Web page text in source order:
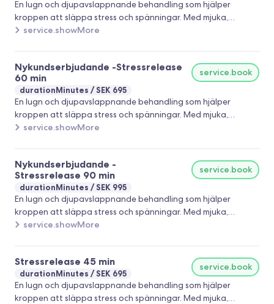
En lugn och djupavslappnande behandling som hjälper
kroppen att släppa stress och spänningar. Med mjuka,
rytmiska rörelser och aromatiska oljor får både kropp och
boka din stund av lugn och återhämtning 🌿
service.showMore
Nykundserbjudande -Stressrelease
60 min
durationMinutes SEK 695
service.book
En lugn och djupavslappnande behandling som hjälper
kroppen att släppa stress och spänningar. Med mjuka,
rytmiska rörelser och aromatiska oljor får både kropp och
boka din stund av lugn och återhämtning 🌿
service.showMore
Nykundserbjudande -
Stressrelease 90 min
durationMinutes SEK 995
service.book
En lugn och djupavslappnande behandling som hjälper
kroppen att släppa stress och spänningar. Med mjuka,
rytmiska rörelser och aromatiska oljor får både kropp och
boka din stund av lugn och återhämtning 🌿
service.showMore
Stressrelease 45 min
durationMinutes SEK 695
service.book
En lugn och djupavslappnande behandling som hjälper
kroppen att släppa stress och spänningar. Med mjuka,